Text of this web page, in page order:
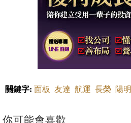
關鍵字: 面板 友達 航運 長榮 陽明
你可能會喜歡